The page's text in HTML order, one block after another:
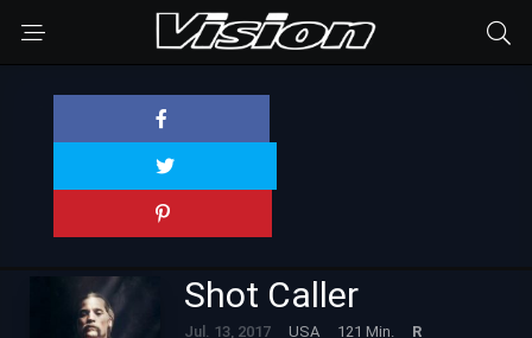
Shot Caller
Jul. 13, 2017 USA 121 Min. R